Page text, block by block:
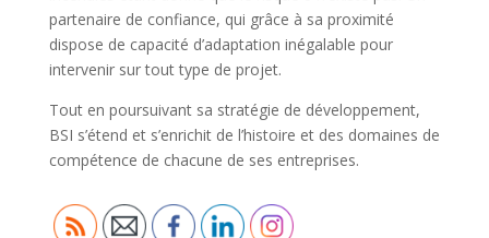
partenaire de confiance, qui grâce à sa proximité
dispose de capacité d’adaptation inégalable pour
intervenir sur tout type de projet.
Tout en poursuivant sa stratégie de développement,
BSI s’étend et s’enrichit de l’histoire et des domaines de
compétence de chacune de ses entreprises.